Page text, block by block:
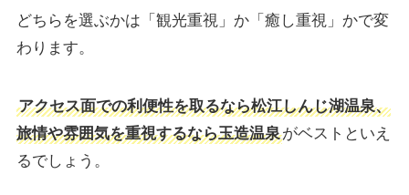
どちらを選ぶかは「観光重視」か「癒し重視」かで変
わります。
アクセス面での利便性を取るなら松江しんじ湖温泉、
旅情や雰囲気を重視するなら玉造温泉がベストといえ
るでしょう。